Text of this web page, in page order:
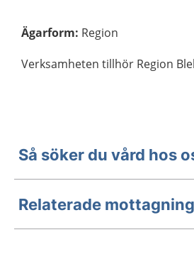
Ägarform: Region
Verksamheten tillhör Region
Så söker du vård hos
Relaterade